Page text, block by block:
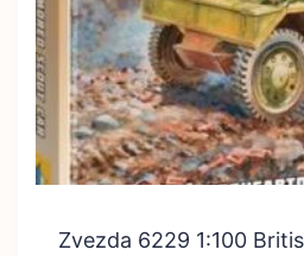
Zvezda 6229 1:100